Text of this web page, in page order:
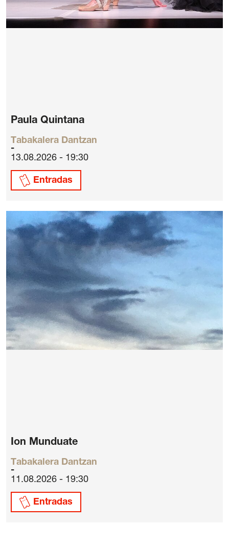
Paula Quintana
Tabakalera Dantzan
13.08.2026 - 19:30
Entradas
Ion Munduate
Tabakalera Dantzan
11.08.2026 - 19:30
Entradas